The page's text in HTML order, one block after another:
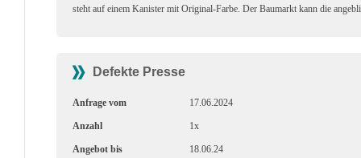
steht auf einem Kanister mit Original-Farbe. Der Baumarkt kann die
Defekte Presse
Anfrage vom 17.06.2024
Anzahl 1x
Angebot bis 18.06.24